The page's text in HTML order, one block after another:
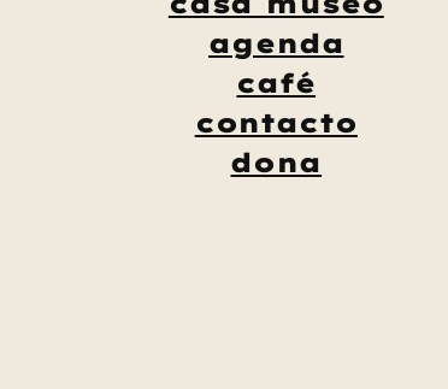
agenda
café
contacto
dona